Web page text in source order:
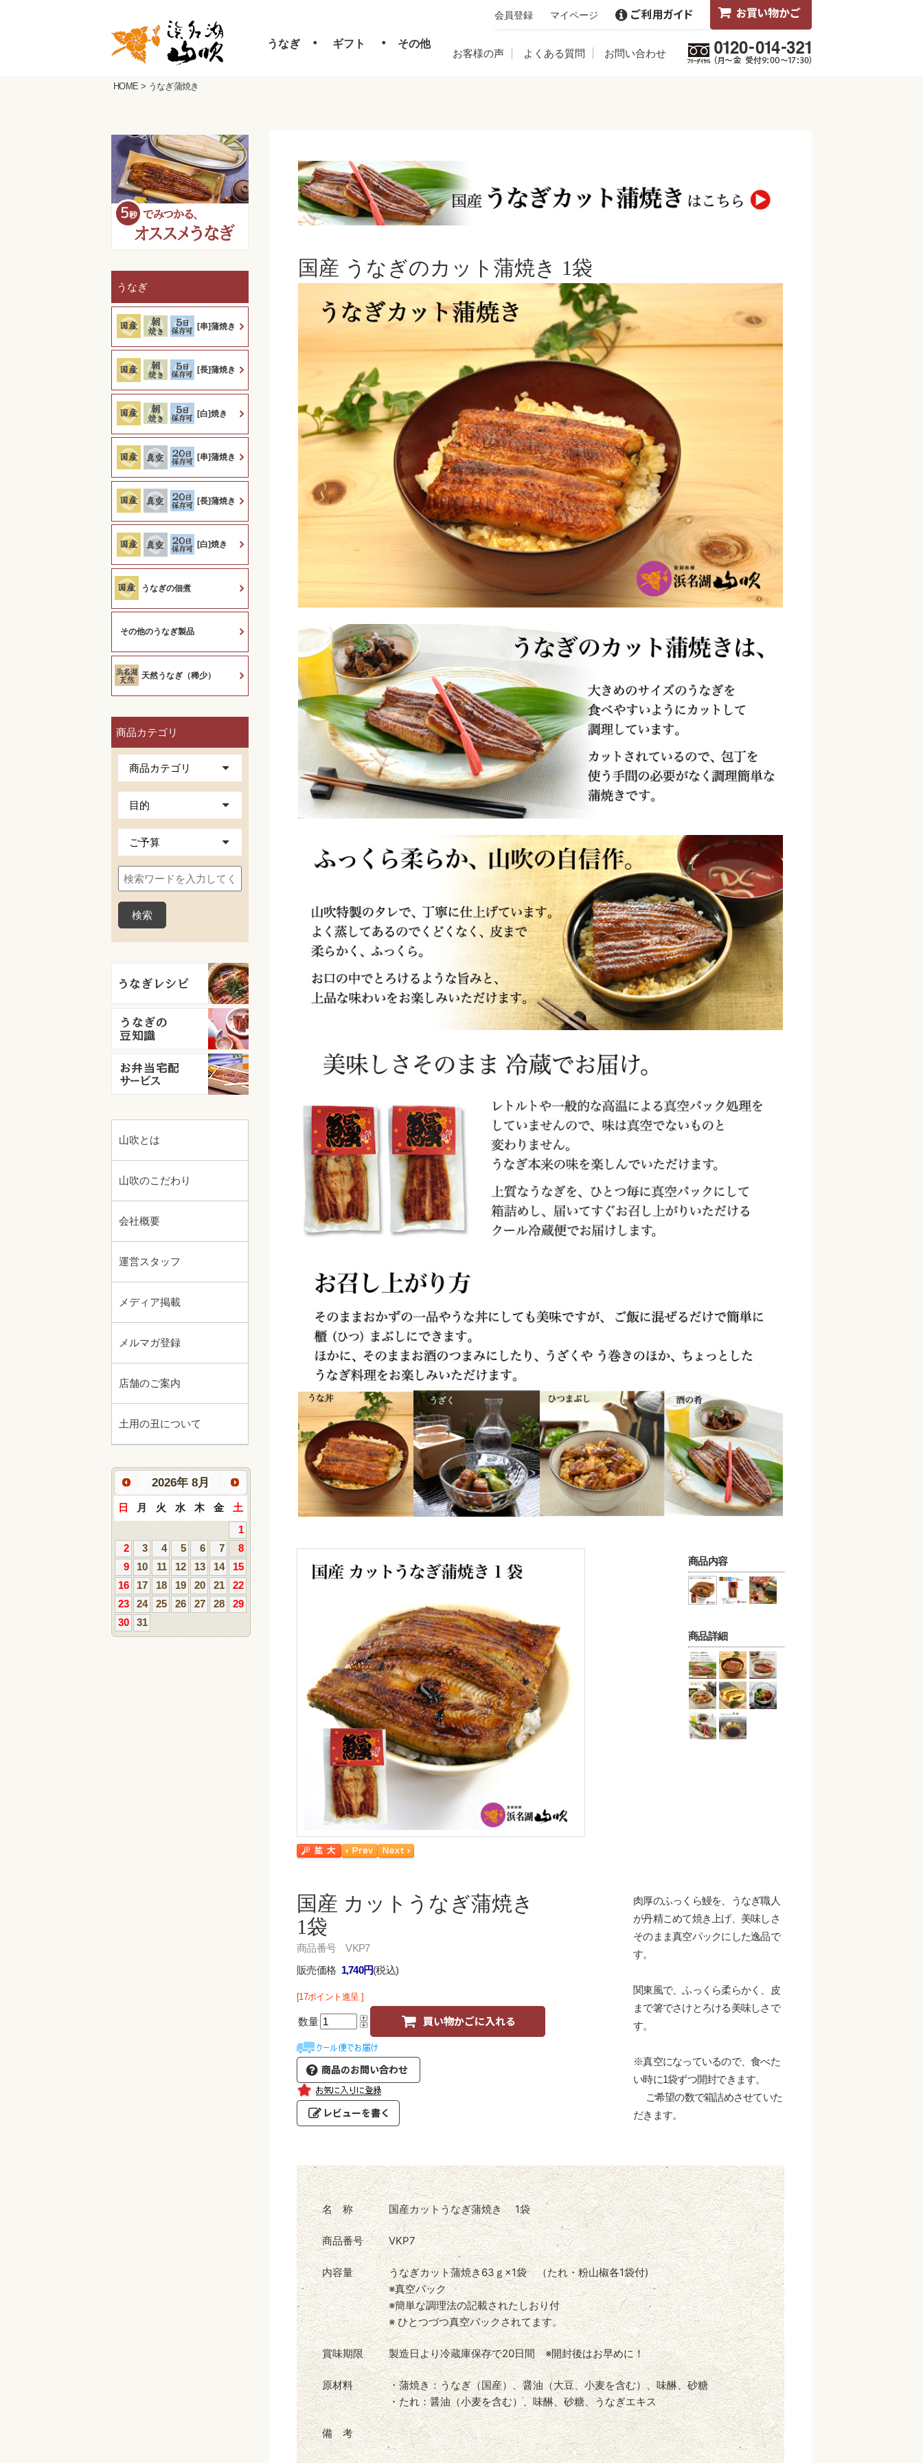
会員登録 マイページ
うなぎ ・ ギフト ・ その他
お客様の声 よくある質問 お問い合わせ
うなぎ
[串]蒲焼き
[長]蒲焼き
[白]焼き
[串]蒲焼き
[長]蒲焼き
[白]焼き
うなぎの佃煮
その他のうなぎ製品
天然うなぎ（稀少）
商品カテゴリ
山吹とは
山吹のこだわり
会社概要
運営スタッフ
メディア掲載
メルマガ登録
店舗のご案内
土用の丑について
2026年8月
日 月 火 水 木 金
土
1
2
3 4 5 6 7
8
9
10 11 12 13 14
15
16
17 18 19 20 21
22
23
24 25 26 27 28
29
30
31
HOME > うなぎ蒲焼き
国産 うなぎのカット蒲焼き 1袋
商品内容
商品詳細
肉厚のふっくら鰻を、うなぎ職人
が丹精こめて焼き上げ、美味しさ
そのまま真空パックにした逸品で
す。
関東風で、ふっくら柔らかく、皮
まで箸でさけとろける美味しさで
す。
※真空になっているので、食べた
い時に1袋ずつ開封できます。
ご希望の数で箱詰めさせていた
だきます。
国産 カットうなぎ蒲焼き
1袋
商品番号 VKP7
販売価格 1,740円(税込)
[17ポイント進呈 ]
数量
名 称 国産カットうなぎ蒲焼き 1袋
商品番号 VKP7
内容量
うなぎカット蒲焼き63ｇ×1袋 （たれ・粉山椒各1袋付)
※真空パック
※簡単な調理法の記載されたしおり付
※ ひとつづつ真空パックされてます。
賞味期限 製造日より冷蔵庫保存で20日間 ※開封後はお早めに！
原材料
・蒲焼き：うなぎ（国産）、醤油（大豆、小麦を含む）、味醂、砂糖
・たれ：醤油（小麦を含む）、味醂、砂糖、うなぎエキス
備 考